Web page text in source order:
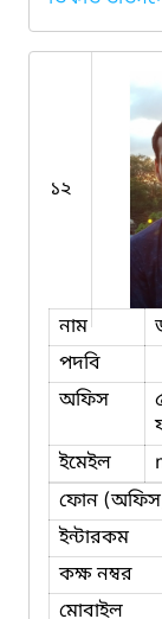
১২
নাম
পদবি
অফিস
ইমেইল
ফোন
ইন্টারকম
কক্ষ নম্বর
মোবাইল